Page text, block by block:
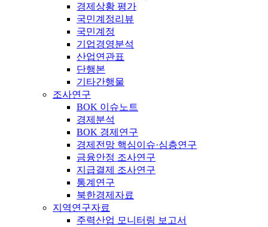
경제상황 평가
국민계정리뷰
국민계정
기업경영분석
산업연관표
단행본
기타간행물
조사연구
BOK 이슈노트
경제분석
BOK 경제연구
경제전망 핵심이슈·심층연구
금융안정 조사연구
지급결제 조사연구
통계연구
북한경제자료
지역연구자료
주력산업 모니터링 보고서